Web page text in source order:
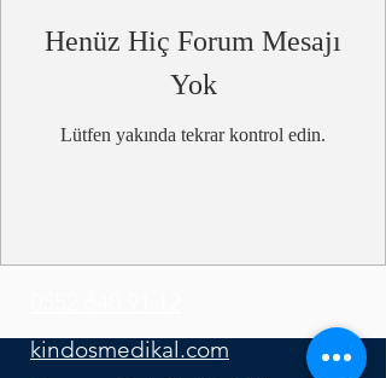
Henüz Hiç Forum Mesajı
Yok
Lütfen yakında tekrar kontrol edin.
kindosmedikal.com